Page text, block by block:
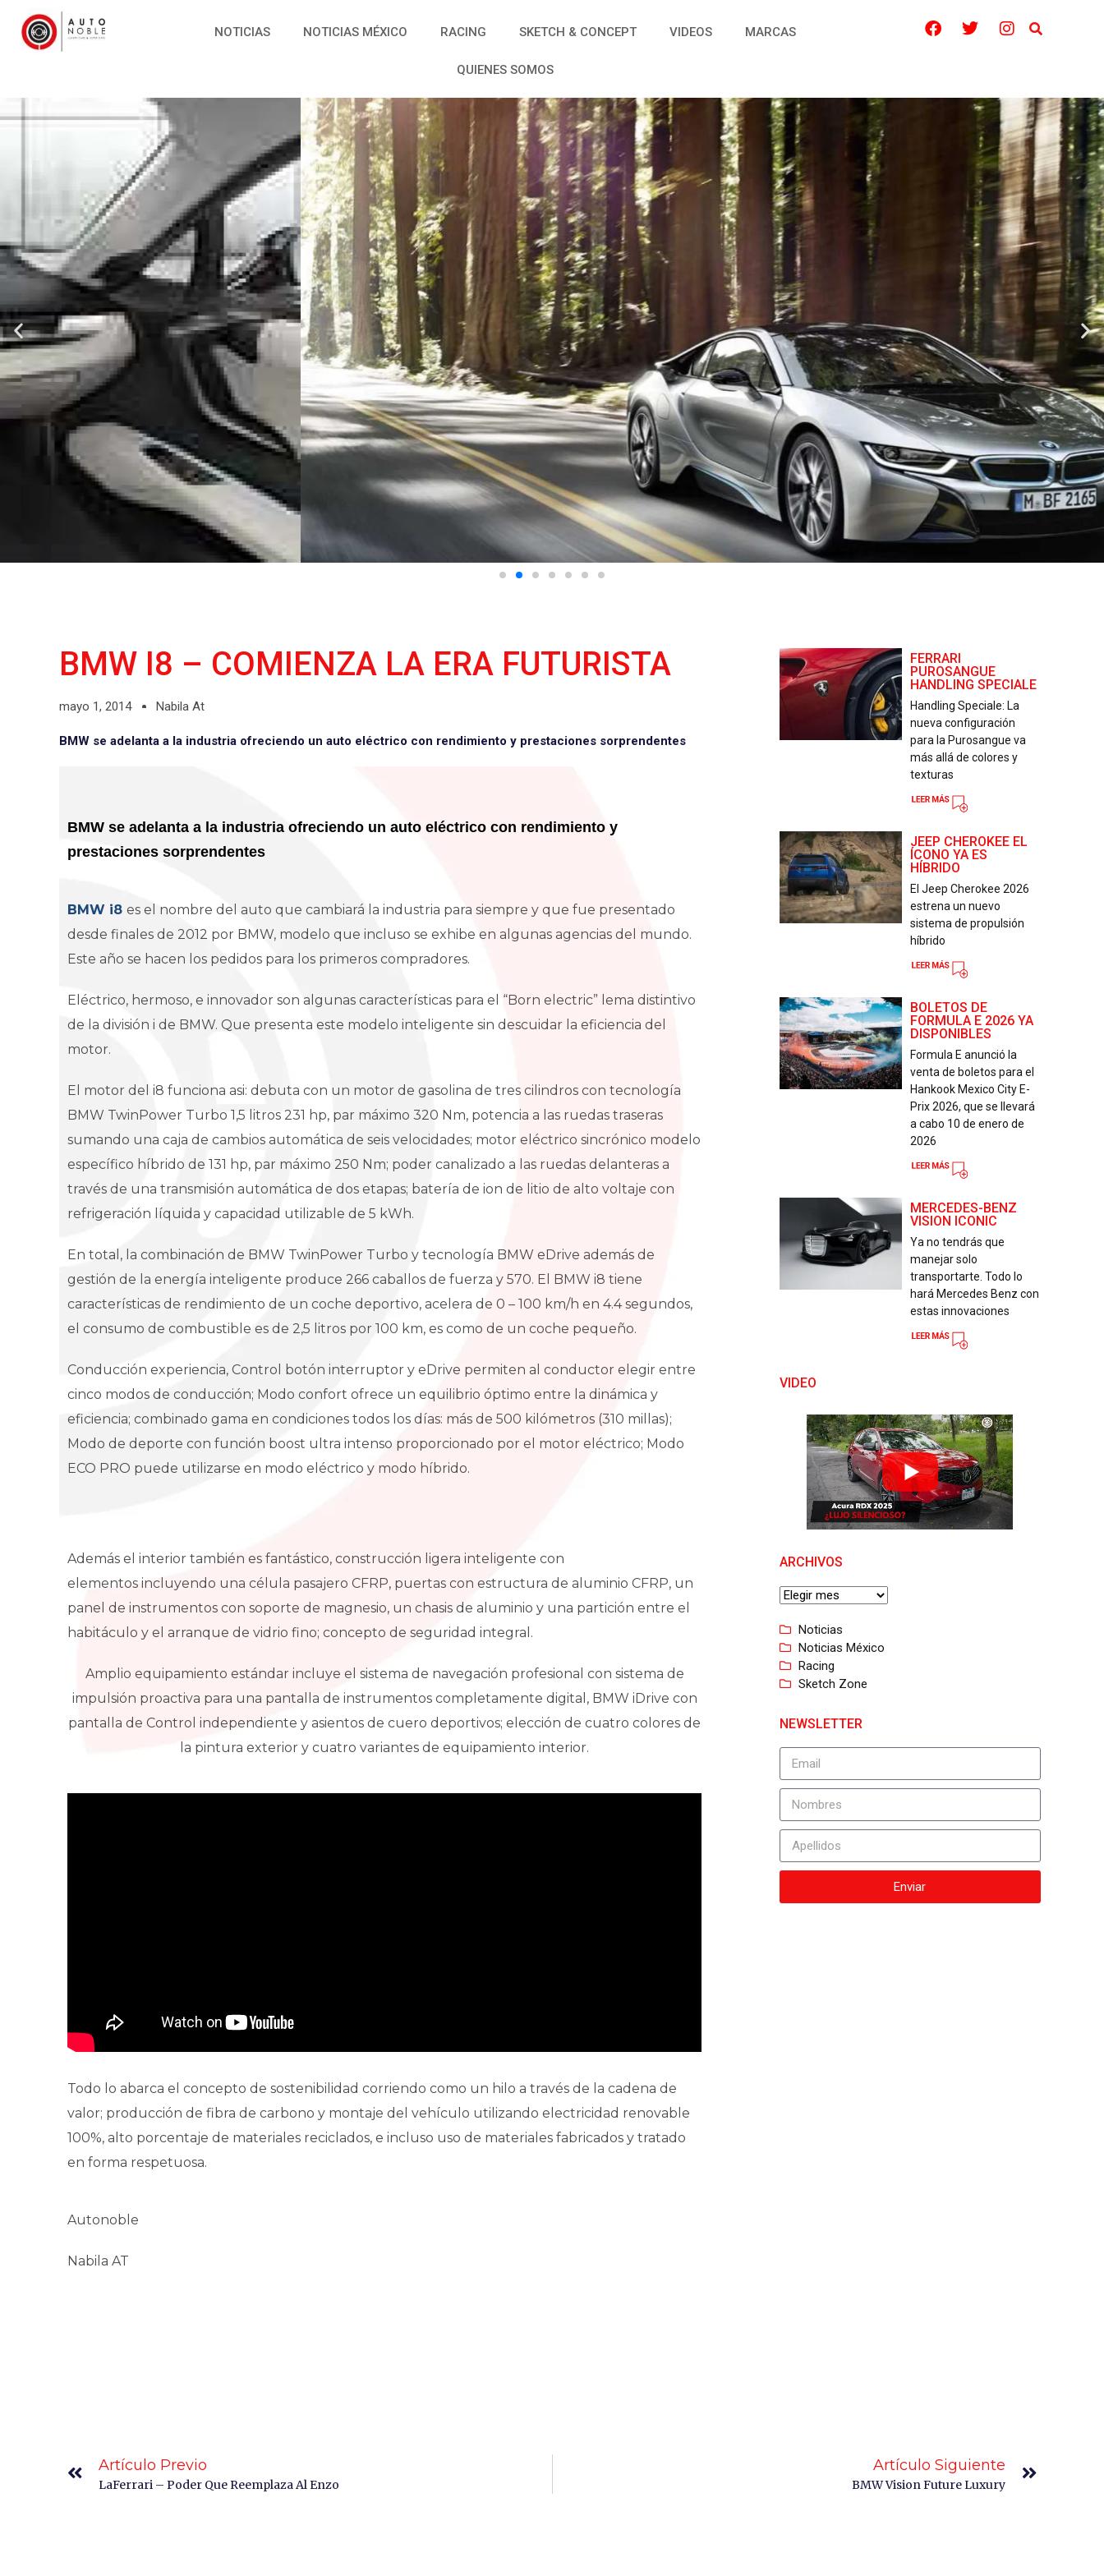
NOTICIAS NOTICIAS MÉXICO RACING SKETCH & CONCEPT VIDEOS MARCAS
QUIENES SOMOS
BMW I8 – COMIENZA LA ERA FUTURISTA
mayo 1, 2014 Nabila At
BMW se adelanta a la industria ofreciendo un auto eléctrico con rendimiento y prestaciones sorprendentes
BMW se adelanta a la industria ofreciendo un auto eléctrico con rendimiento y
prestaciones sorprendentes
BMW i8 es el nombre del auto que cambiará la industria para siempre y que fue presentado
desde finales de 2012 por BMW, modelo que incluso se exhibe en algunas agencias del mundo.
Este año se hacen los pedidos para los primeros compradores.
Eléctrico, hermoso, e innovador son algunas características para el “Born electric” lema distintivo
de la división i de BMW. Que presenta este modelo inteligente sin descuidar la eficiencia del
motor.
El motor del i8 funciona asi: debuta con un motor de gasolina de tres cilindros con tecnología
BMW TwinPower Turbo 1,5 litros 231 hp, par máximo 320 Nm, potencia a las ruedas traseras
sumando una caja de cambios automática de seis velocidades; motor eléctrico sincrónico modelo
específico híbrido de 131 hp, par máximo 250 Nm; poder canalizado a las ruedas delanteras a
través de una transmisión automática de dos etapas; batería de ion de litio de alto voltaje con
refrigeración líquida y capacidad utilizable de 5 kWh.
En total, la combinación de BMW TwinPower Turbo y tecnología BMW eDrive además de
gestión de la energía inteligente produce 266 caballos de fuerza y 570. El BMW i8 tiene
características de rendimiento de un coche deportivo, acelera de 0 – 100 km/h en 4.4 segundos,
el consumo de combustible es de 2,5 litros por 100 km, es como de un coche pequeño.
Conducción experiencia, Control botón interruptor y eDrive permiten al conductor elegir entre
cinco modos de conducción; Modo confort ofrece un equilibrio óptimo entre la dinámica y
eficiencia; combinado gama en condiciones todos los días: más de 500 kilómetros (310 millas);
Modo de deporte con función boost ultra intenso proporcionado por el motor eléctrico; Modo
ECO PRO puede utilizarse en modo eléctrico y modo híbrido.
Además el interior también es fantástico, construcción ligera inteligente con
elementos incluyendo una célula pasajero CFRP, puertas con estructura de aluminio CFRP, un
panel de instrumentos con soporte de magnesio, un chasis de aluminio y una partición entre el
habitáculo y el arranque de vidrio fino; concepto de seguridad integral.
Amplio equipamiento estándar incluye el sistema de navegación profesional con sistema de
impulsión proactiva para una pantalla de instrumentos completamente digital, BMW iDrive con
pantalla de Control independiente y asientos de cuero deportivos; elección de cuatro colores de
la pintura exterior y cuatro variantes de equipamiento interior.
Todo lo abarca el concepto de sostenibilidad corriendo como un hilo a través de la cadena de
valor; producción de fibra de carbono y montaje del vehículo utilizando electricidad renovable
100%, alto porcentaje de materiales reciclados, e incluso uso de materiales fabricados y tratado
en forma respetuosa.
Autonoble
Nabila AT
FERRARI
PUROSANGUE
HANDLING SPECIALE
Handling Speciale: La
nueva configuración
para la Purosangue va
más allá de colores y
texturas
JEEP CHEROKEE EL
ÍCONO YA ES
HÍBRIDO
El Jeep Cherokee 2026
estrena un nuevo
sistema de propulsión
híbrido
BOLETOS DE
FORMULA E 2026 YA
DISPONIBLES
Formula E anunció la
venta de boletos para el
Hankook Mexico City E-
Prix 2026, que se llevará
a cabo 10 de enero de
2026
MERCEDES-BENZ
VISION ICONIC
Ya no tendrás que
manejar solo
transportarte. Todo lo
hará Mercedes Benz con
estas innovaciones
VIDEO
ARCHIVOS
Noticias
Noticias México
Racing
Sketch Zone
NEWSLETTER
Enviar
Artículo Previo
LaFerrari – Poder Que Reemplaza Al Enzo
Artículo Siguiente
BMW Vision Future Luxury